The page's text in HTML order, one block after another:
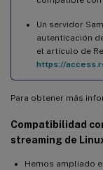
Un servidor
autenticación
el artículo de
https://
Para obtener más
Compatibilidad
streaming de
Hemos ampliado